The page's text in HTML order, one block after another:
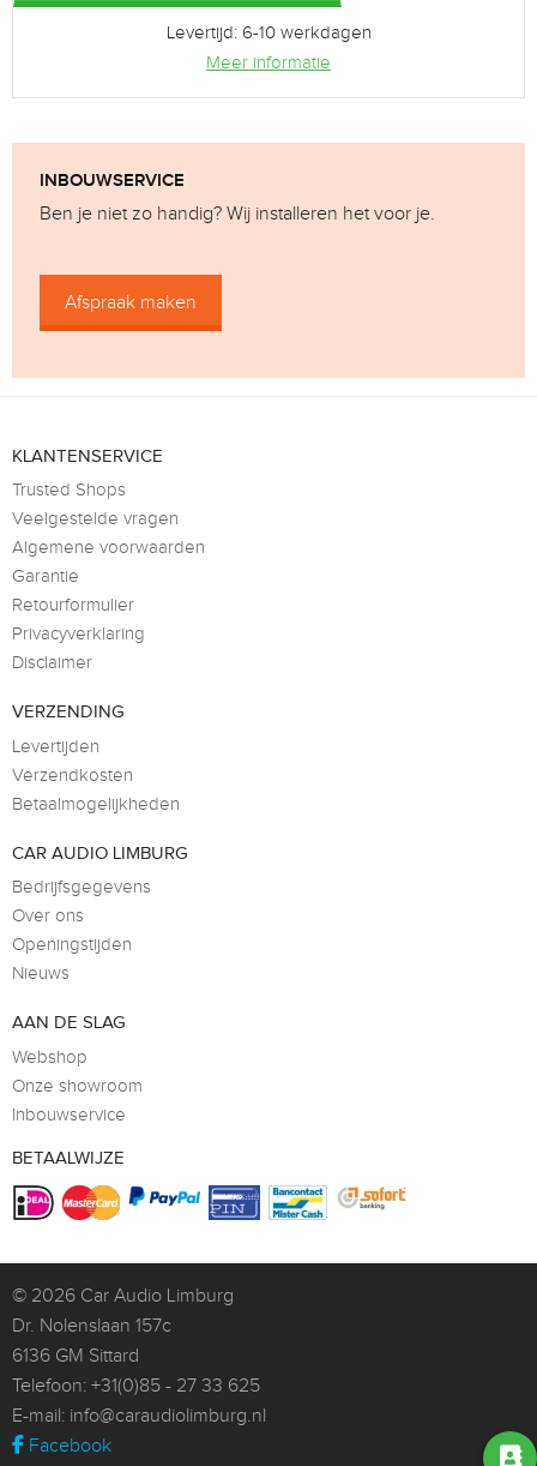
Levertijd: 6-10 werkdagen
Meer informatie
INBOUWSERVICE
Ben je niet zo handig? Wij installeren het voor je.
Afspraak maken
KLANTENSERVICE
Trusted Shops
Veelgestelde vragen
Algemene voorwaarden
Garantie
Retourformulier
Privacyverklaring
Disclaimer
VERZENDING
Levertijden
Verzendkosten
Betaalmogelijkheden
CAR AUDIO LIMBURG
Bedrijfsgegevens
Over ons
Openingstijden
Nieuws
AAN DE SLAG
Webshop
Onze showroom
Inbouwservice
BETAALWIJZE
© 2026 Car Audio Limburg
Dr. Nolenslaan 157c
6136 GM Sittard
Telefoon: +31(0)85 - 27 33 625
E-mail: info@caraudiolimburg.nl
Facebook